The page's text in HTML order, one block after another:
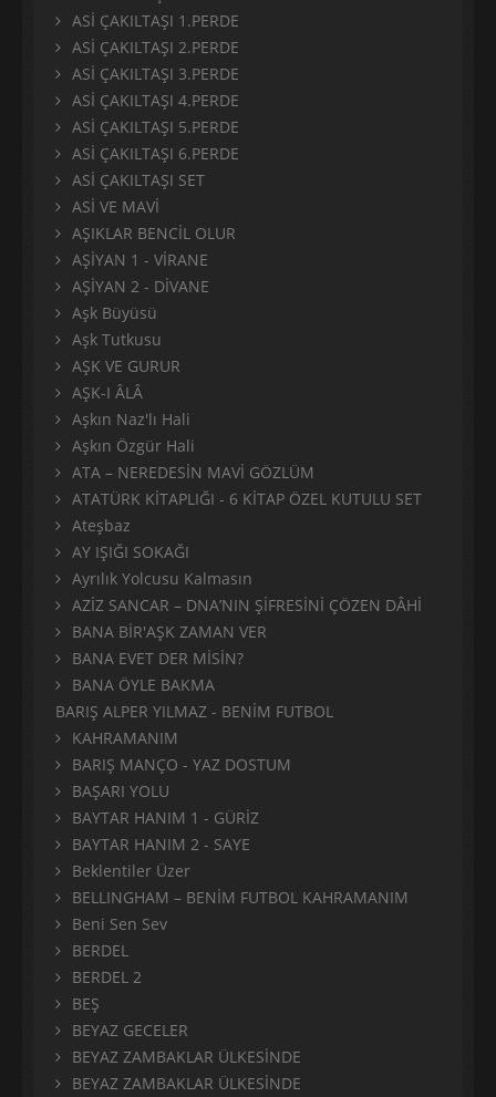
ASİ ÇAKILTAŞI 1.PERDE
ASİ ÇAKILTAŞI 2.PERDE
ASİ ÇAKILTAŞI 3.PERDE
ASİ ÇAKILTAŞI 4.PERDE
ASİ ÇAKILTAŞI 5.PERDE
ASİ ÇAKILTAŞI 6.PERDE
ASİ ÇAKILTAŞI SET
ASİ VE MAVİ
AŞIKLAR BENCİL OLUR
AŞİYAN 1 - VİRANE
AŞİYAN 2 - DİVANE
Aşk Büyüsü
Aşk Tutkusu
AŞK VE GURUR
AŞK-I ÂLÂ
Aşkın Naz'lı Hali
Aşkın Özgür Hali
ATA – NEREDESİN MAVİ GÖZLÜM
ATATÜRK KİTAPLIĞI - 6 KİTAP ÖZEL KUTULU SET
Ateşbaz
AY IŞIĞI SOKAĞI
Ayrılık Yolcusu Kalmasın
AZİZ SANCAR – DNA’NIN ŞİFRESİNİ ÇÖZEN DÂHİ
BANA BİR'AŞK ZAMAN VER
BANA EVET DER MİSİN?
BANA ÖYLE BAKMA
BARIŞ ALPER YILMAZ - BENİM FUTBOL
KAHRAMANIM
BARIŞ MANÇO - YAZ DOSTUM
BAŞARI YOLU
BAYTAR HANIM 1 - GÜRİZ
BAYTAR HANIM 2 - SAYE
Beklentiler Üzer
BELLINGHAM – BENİM FUTBOL KAHRAMANIM
Beni Sen Sev
BERDEL
BERDEL 2
BEŞ
BEYAZ GECELER
BEYAZ ZAMBAKLAR ÜLKESİNDE
BEYAZ ZAMBAKLAR ÜLKESİNDE